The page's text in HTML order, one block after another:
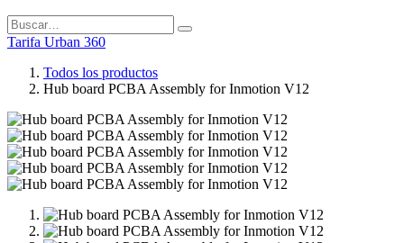
Tarifa Urban 360
Todos los productos
Hub board PCBA Assembly for Inmotion V12